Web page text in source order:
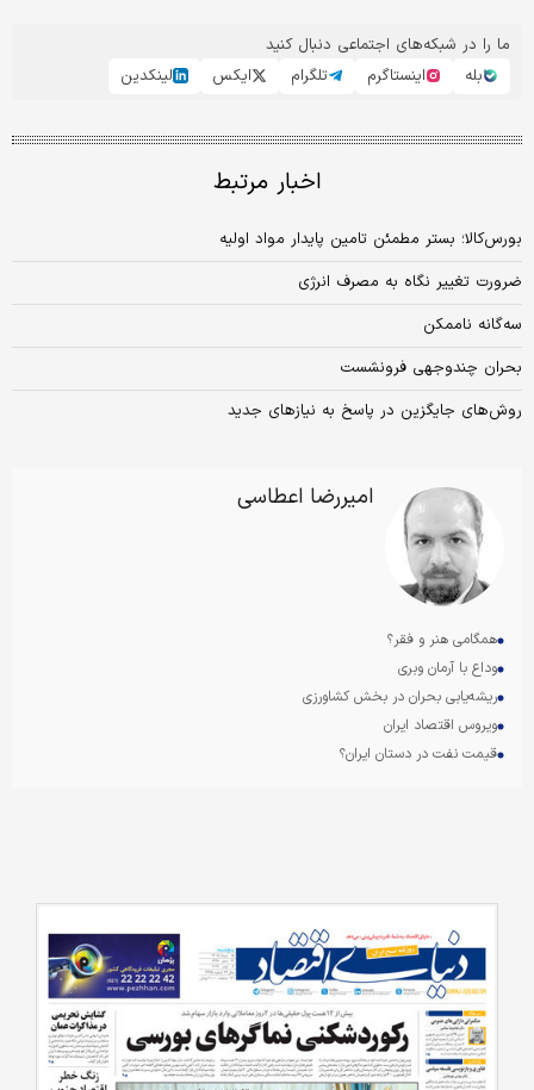
ما را در شبکه‌های اجتماعی دنبال کنید
بله
اینستاگرم تلگرام ایکس لینکدین
اخبار مرتبط
بورس‌کالا؛ بستر مطمئن تامین پایدار مواد اولیه
ضرورت تغییر نگاه به مصرف انرژی
سه‌گانه ناممکن
بحران چندوجهی فرونشست
روش‌های جایگزین در پاسخ به نیازهای جدید
امیررضا اعطاسی
همگامی هنر و فقر؟
وداع با آرمان وبری
ریشه‌یابی بحران در بخش کشاورزی
ویروس اقتصاد ایران
قیمت نفت در دستان ایران؟